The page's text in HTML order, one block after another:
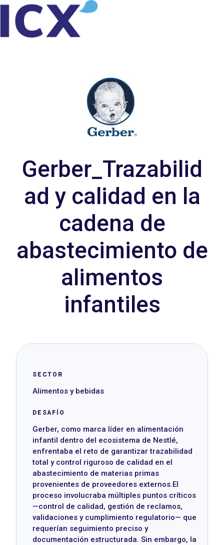
Gerber_Trazabilid
ad y calidad en la
cadena de
abastecimiento de
alimentos
infantiles
SECTOR
Alimentos y bebidas
DESAFÍO
Gerber, como marca líder en alimentación
infantil dentro del ecosistema de Nestlé,
enfrentaba el reto de garantizar trazabilidad
total y control riguroso de calidad en el
abastecimiento de materias primas
provenientes de proveedores externos.El
proceso involucraba múltiples puntos críticos
—control de calidad, gestión de reclamos,
validaciones y cumplimiento regulatorio— que
requerían seguimiento preciso y
documentación estructurada. Sin embargo, la